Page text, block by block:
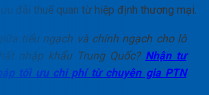
ưu đãi thuế quan từ hiệp định thương mại.
tiểu ngạch và chính ngạch cho lô
nhập khẩu Trung Quốc? Nhận tư
tối ưu chi phí từ chuyên gia PTN